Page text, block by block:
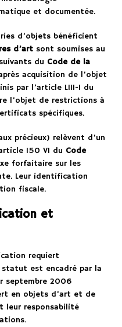
et documentée.
d’objets bénéficient
d’art sont soumises au
du Code de la
acquisition de l’objet
par l’article L111-1 du
l’objet de restrictions à
spécifiques.
précieux) relèvent d’un
150 VI du Code
forfaitaire sur les
Leur identification
fiscale.
et
requiert
est encadré par la
septembre 2006
en objets d’art et de
leur responsabilité